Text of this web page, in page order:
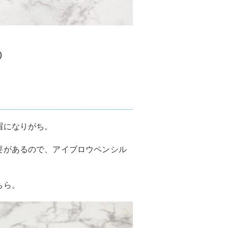
なりがち。
あるので、アイブロウペンシル
。